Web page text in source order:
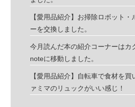
【愛用品紹介】お掃除ロボット・
ーを交換しました。
今月読んだ本の紹介コーナーはカ
noteに移動しました。
【愛用品紹介】自転車で食材を買
ァミマのリュックがいい感じ！